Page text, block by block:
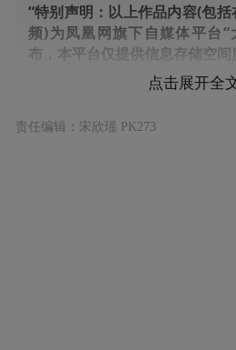
“特别声明：以上作品内容(包
频)为凤凰网旗下自媒体平台
布，本平台仅提供信息存储空间
Notice: The content above
pictures and audios if any) is
by the user of Dafeng Hao,
platform and merely
点击展开全
责任编辑：宋欣瑶 PK273